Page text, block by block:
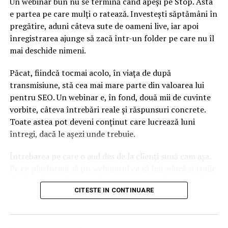
În încercarea de a calma îngrijorările, Arabia Saudită a
informat miercuri că va colabora cu alţi producători
pentru a diminua impactul oricăror deficienţe în
aprovizionarea cu petrol. Arabia Saudită, cel mai
influent stat membru al OPEC, a fost în fruntea
producători de petrol pentru a susţine preţurile prin
reducerea producţiei.
ARTICOLE PE ACEIASI TEMA:
URMATORUL
prognoza inflaţiei pentru finalul acestui an, revizuită la
3,6%
Câştigul salarial mediu net a urcat cu 8,7% în martie.
Cresc salariile medicilor şi profesorilor
e partea pe care mulți o ratează. Investești săptămâni în
pregătire, aduni câteva sute de oameni live, iar apoi
înregistrarea ajunge să zacă într-un folder pe care nu îl
mai deschide nimeni.
Păcat, fiindcă tocmai acolo, în viața de după
transmisiune, stă cea mai mare parte din valoarea lui
pentru SEO. Un webinar e, în fond, două mii de cuvinte
vorbite, câteva întrebări reale și răspunsuri concrete.
Toate astea pot deveni conținut care lucrează luni
întregi, dacă le așezi unde trebuie.
Întrebarea pe care o aud des de la clienți sună cam așa.
din Google, nu doar lead-uri pe moment? Răspunsul
scurt e că platforma contează, dar nu în felul în care
CITESTE IN CONTINUARE